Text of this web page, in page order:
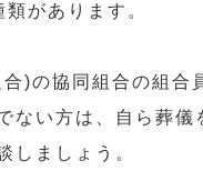
があります。
)の協同組合の組合
ない方は、自ら葬
しましょう。